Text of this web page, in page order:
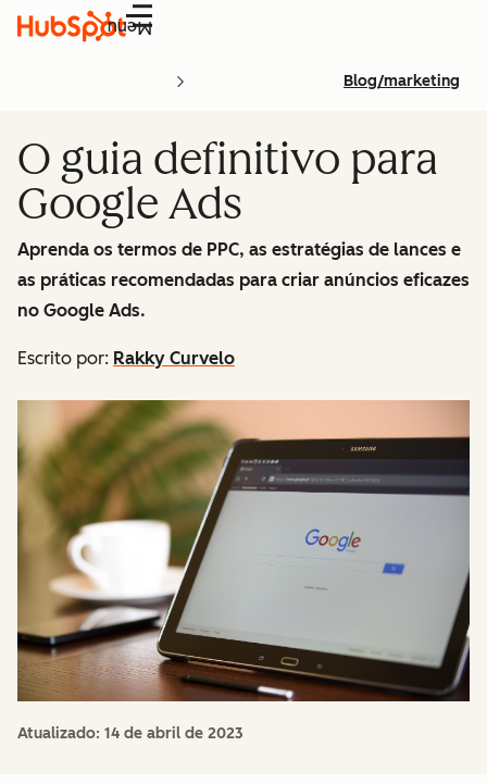
Menu
Blog/marketing
O guia definitivo para
Google Ads
Aprenda os termos de PPC, as estratégias de lances e
as práticas recomendadas para criar anúncios eficazes
no Google Ads.
Escrito por: Rakky Curvelo
Atualizado: 14 de abril de 2023